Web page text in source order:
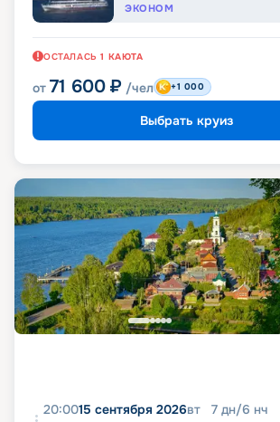
ЭКОНОМ
ОСТАЛАСЬ 1 КАЮТА
от 71 600 ₽ /чел +1 000
Выбрать круиз
20:0015 сентября 2026вт 7 дн/6 нч